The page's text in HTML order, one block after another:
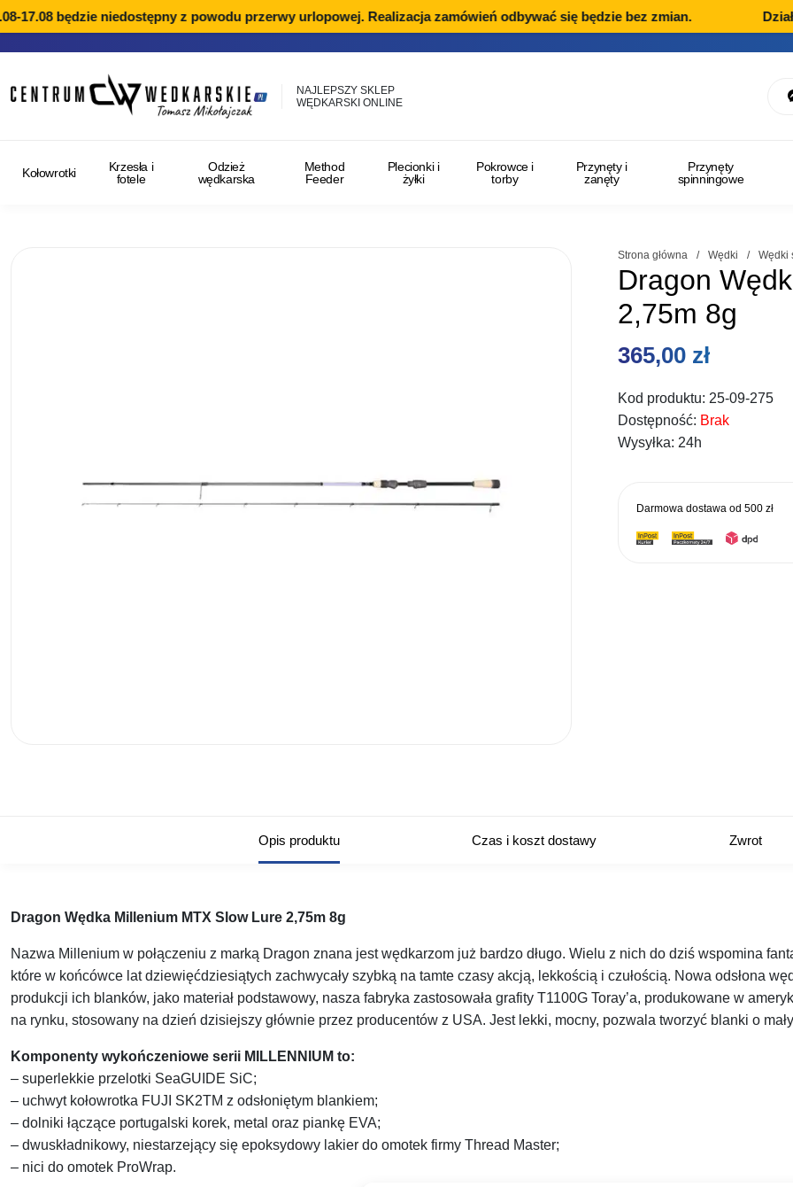
17.08 będzie niedostępny z powodu przerwy urlopowej. Realizacja zamówień odbywać się będzie bez zmian. Dział
NAJLEPSZY SKLEP
WĘDKARSKI ONLINE
Kołowrotki
Krzesła i
fotele
Odzież
wędkarska
Method
Feeder
Plecionki i
żyłki
Pokrowce i
torby
Przynęty i
zanęty
Przynęty
spinningowe
Strona główna / Wędki / Wędki
Dragon
2,75m 8g
365,00 zł
Kod produktu:25-09-275
Dostępność: Brak
Wysyłka:24h
Darmowa dostawa od500 zł
Opis produktu Czas i koszt dostawy Zwrot
Dragon Wędka Millenium MTX Slow Lure 2,75m 8g
Nazwa Millenium w połączeniu z marką Dragon znana jest wędkarzom już bardzo długo. Wielu z nich do dziś wspomina
które w końcówce lat dziewięćdziesiątych zachwycały szybką na tamte czasy akcją, lekkością i czułością. Nowa odsłona
produkcji ich blanków, jako materiał podstawowy, nasza fabryka zastosowała grafity T1100G Toray’a, produkowane w
na rynku, stosowany na dzień dzisiejszy głównie przez producentów z USA. Jest lekki, mocny, pozwala tworzyć blanki o
Komponenty wykończeniowe serii MILLENNIUM to:
– superlekkie przelotki SeaGUIDE SiC;
– uchwyt kołowrotka FUJI SK2TM z odsłoniętym blankiem;
– dolniki łączące portugalski korek, metal oraz piankę EVA;
– dwuskładnikowy, niestarzejący się epoksydowy lakier do omotek firmy Thread Master;
– nici do omotek ProWrap.